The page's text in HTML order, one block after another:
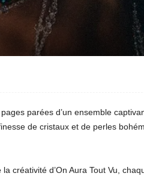
parées d’un ensemble
de cristaux et de perles
créativité d’On Aura Tout Vu,